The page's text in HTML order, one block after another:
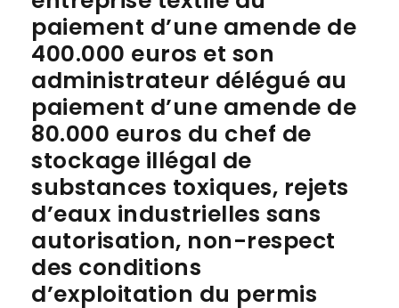
paiement d’une amende de
400.000 euros et son
administrateur délégué au
paiement d’une amende de
80.000 euros du chef de
stockage illégal de
substances toxiques, rejets
d’eaux industrielles sans
autorisation, non-respect
des conditions
d’exploitation du permis